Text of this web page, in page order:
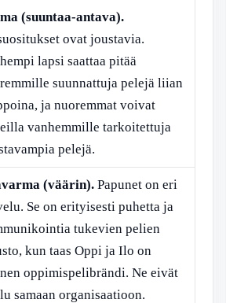
(suuntaa-antava).
ovat joustavia.
lapsi saattaa pitää
suunnattuja pelejä liian
ja nuoremmat voivat
vanhemmille tarkoitettuja
pelejä.
(väärin). Papunet on eri
Se on erityisesti puhetta ja
tukevien pelien
kun taas Oppi ja Ilo on
oppimispelibrändi. Ne eivät
samaan organisaatioon.